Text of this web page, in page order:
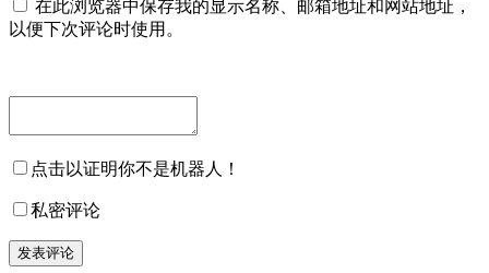
在此浏览器中保存我的显示名称、邮箱地址和网站地址，
以便下次评论时使用。
点击以证明你不是机器人！
私密评论